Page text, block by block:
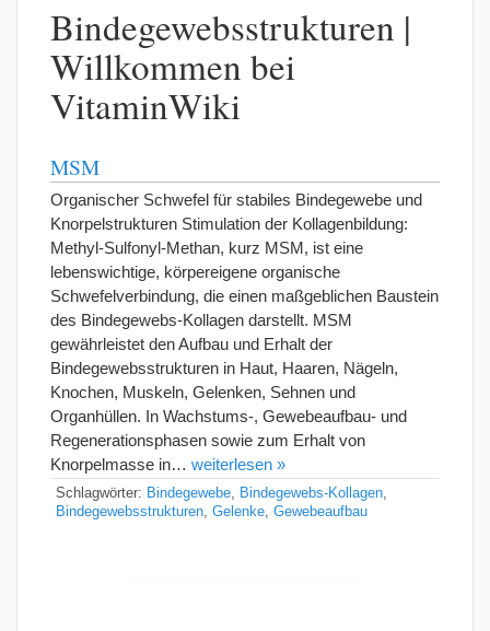
Bindegewebsstrukturen |
Willkommen bei
VitaminWiki
MSM
Organischer Schwefel für stabiles Bindegewebe und
Knorpelstrukturen Stimulation der Kollagenbildung:
Methyl-Sulfonyl-Methan, kurz MSM, ist eine
lebenswichtige, körpereigene organische
Schwefelverbindung, die einen maßgeblichen Baustein
des Bindegewebs-Kollagen darstellt. MSM
gewährleistet den Aufbau und Erhalt der
Bindegewebsstrukturen in Haut, Haaren, Nägeln,
Knochen, Muskeln, Gelenken, Sehnen und
Organhüllen. In Wachstums-, Gewebeaufbau- und
Regenerationsphasen sowie zum Erhalt von
Knorpelmasse in… weiterlesen »
Schlagwörter: Bindegewebe Bindegewebs-Kollagen
Bindegewebsstrukturen Gelenke Gewebeaufbau